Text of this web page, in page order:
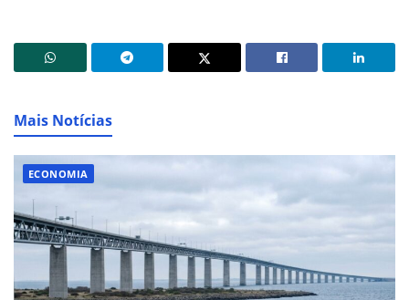
Mais Notícias
ECONOMIA